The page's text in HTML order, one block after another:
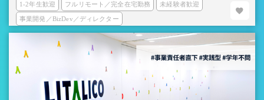
1-2年生歓迎 フルリモート／完全在宅勤務 未経験者歓迎
事業開発／BizDev／ディレクター